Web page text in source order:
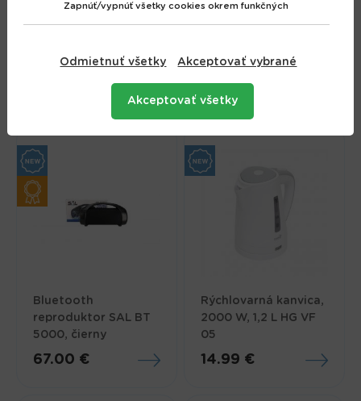
cm, 40 W, biela farba
Bluetooth
reproduktor SAL BT
5000, čierny
67.00 €
Rýchlovarná kanvica,
2000 W, 1,2 L HG VF
05
14.99 €
Zapnúť/vypnúť všetky cookies okrem funkčných
Odmietnuť všetky Akceptovať vybrané
Akceptovať všetky